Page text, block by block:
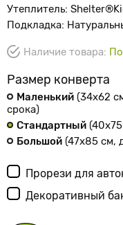
Утеплитель:
Подкладка:
Наличие товара:
Размер конверта
Маленький (34х62
срока)
Стандартный
Большой (47х85 см,
Прорези для
Декоративный